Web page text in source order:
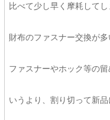
比べて少し早く摩耗して
財布のファスナー交換が
ファスナーやホック等の
いうより、割り切って新